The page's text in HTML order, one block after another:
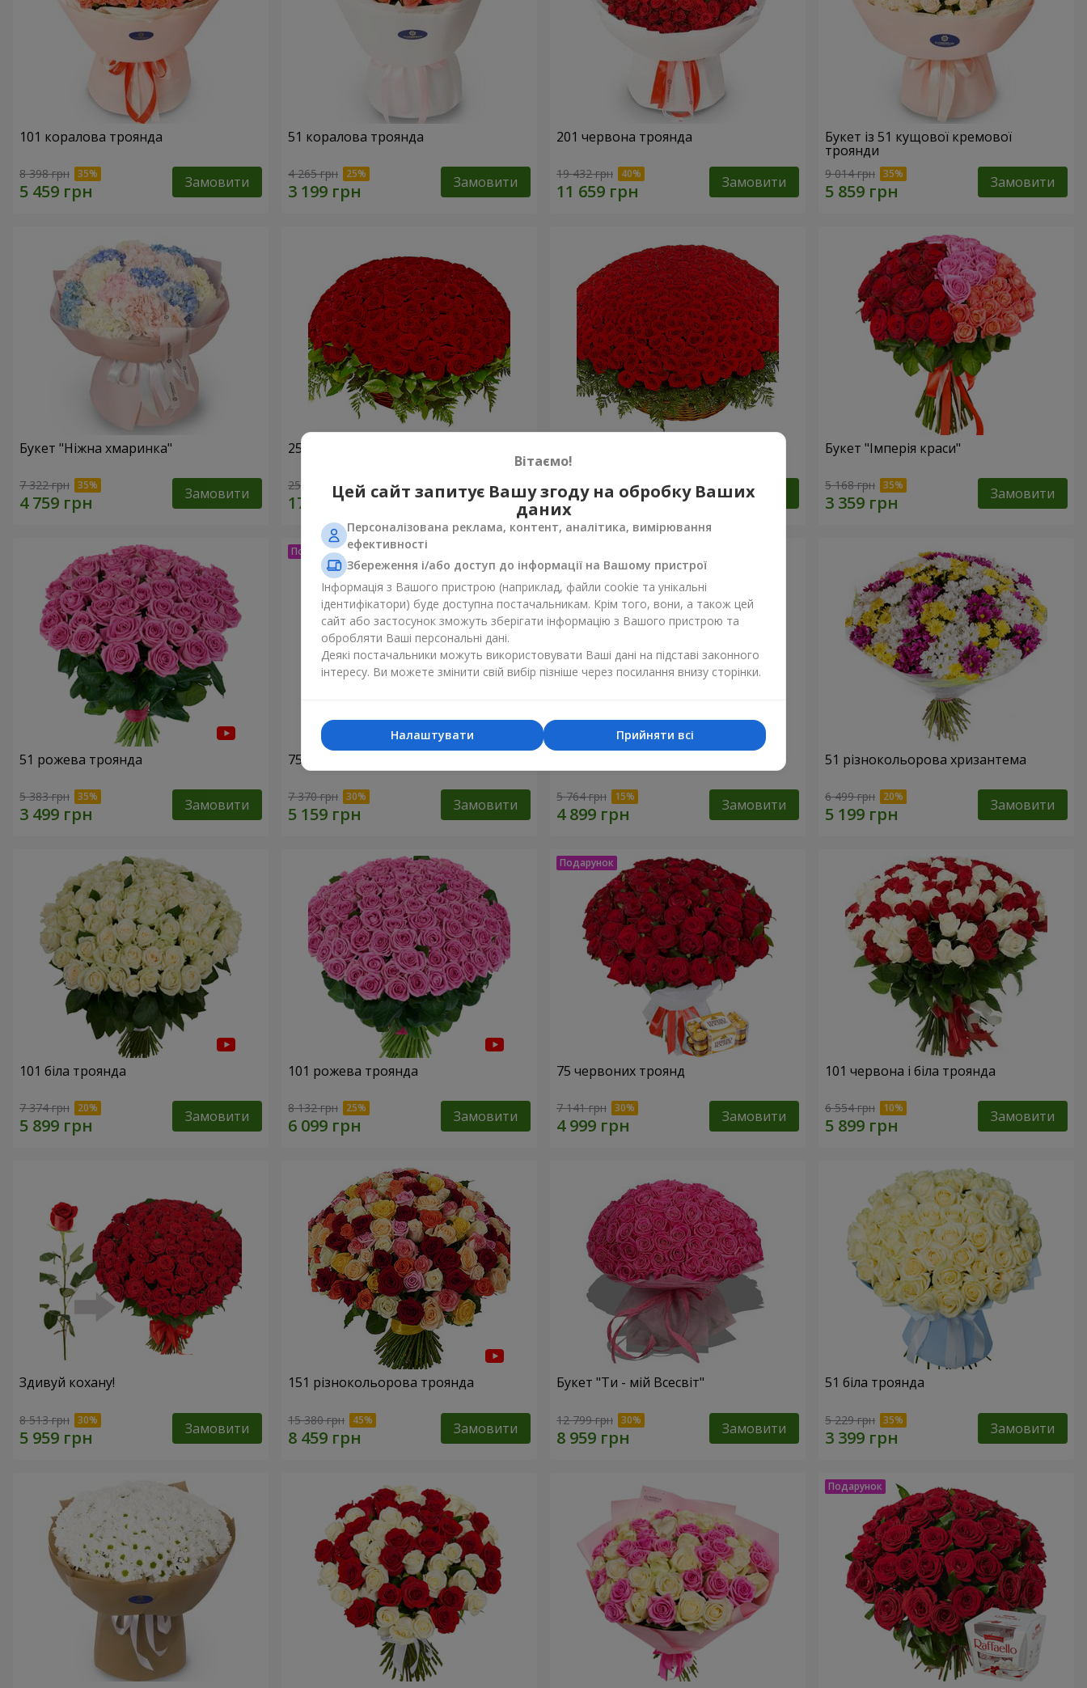
101 коралова троянда
8 398 грн Замовити
51 коралова троянда
4 265 грн Замовити
201 червона троянда
19 432 грн Замовити
Букет із 51 кущової кремової
троянди
9 014 грн Замовити
Букет "Ніжна хмаринка"
7 322 грн Замовити
251 червона троянда
25 570 грн Замовити 59 925 грн Замовити
Букет "Імперія краси"
5 168 грн Замовити
51 рожева троянда
5 383 грн Замовити
75 білих троянд
7 370 грн Замовити 5 764 грн Замовити
51 різнокольорова хризантема
6 499 грн Замовити
101 біла троянда
7 374 грн Замовити
101 рожева троянда
8 132 грн Замовити
75 червоних троянд
7 141 грн Замовити
101 червона і біла троянда
6 554 грн Замовити
Здивуй кохану!
8 513 грн Замовити
151 різнокольорова троянда
15 380 грн Замовити
Букет "Ти - мій Всесвіт"
12 799 грн Замовити
51 біла троянда
5 229 грн Замовити
Вітаємо!
Цей сайт запитує Вашу згоду на обробку Ваших
даних
Персоналізована реклама, контент, аналітика, вимірювання
ефективності
Збереження і/або доступ до інформації на Вашому пристрої
Інформація з Вашого пристрою (наприклад, файли cookie та унікальні
ідентифікатори) буде доступна постачальникам. Крім того, вони, а також цей
сайт або застосунок зможуть зберігати інформацію з Вашого пристрою та
обробляти Ваші персональні дані.
Деякі постачальники можуть використовувати Ваші дані на підставі законного
інтересу. Ви можете змінити свій вибір пізніше через посилання внизу сторінки.
Прийняти всі
Налаштувати